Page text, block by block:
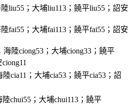
liu55；大埔liu113；饒平liu55；詔安
fai55；大埔fai113；饒平fai55；詔安
海陸ciong53；大埔ciong33；饒平
陸cia11；大埔cia53；饒平cia53；詔
陸chui55；大埔chui113；饒平